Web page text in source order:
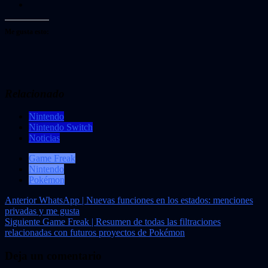
Nintendo
Nintendo Switch
Noticias
Game Freak
Nintendo
Pokémon
Navegación
de
entradas
AnteriorWhatsApp | Nuevas funciones en los estados: menciones
privadas y me gusta
Siguiente Game Freak | Resumen de todas las filtraciones
relacionadas con futuros proyectos de Pokémon